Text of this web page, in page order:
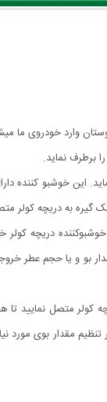
وارد خودروی ما
برطرف نماید.
این خوشبو
گیره به دریچه کولر
دریچه کولر
مقدار بو و یا حجم
کولر متصل نمایید
مقدار بوی مورد